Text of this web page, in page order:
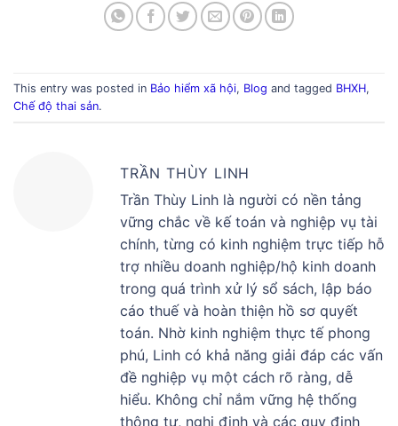
This entry was posted in Bảo hiểm xã hội, Blog and tagged BHXH,
Chế độ thai sản.
TRẦN THÙY LINH
Trần Thùy Linh là người có nền tảng
vững chắc về kế toán và nghiệp vụ tài
chính, từng có kinh nghiệm trực tiếp hỗ
trợ nhiều doanh nghiệp/hộ kinh doanh
trong quá trình xử lý sổ sách, lập báo
cáo thuế và hoàn thiện hồ sơ quyết
toán. Nhờ kinh nghiệm thực tế phong
phú, Linh có khả năng giải đáp các vấn
đề nghiệp vụ một cách rõ ràng, dễ
hiểu. Không chỉ nắm vững hệ thống
thông tư, nghị định và các quy định